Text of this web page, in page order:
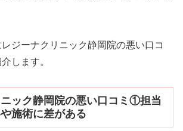
ジーナクリニック静岡院の悪い口コ
します。
ック静岡院の悪い口コミ①担当
施術に差がある